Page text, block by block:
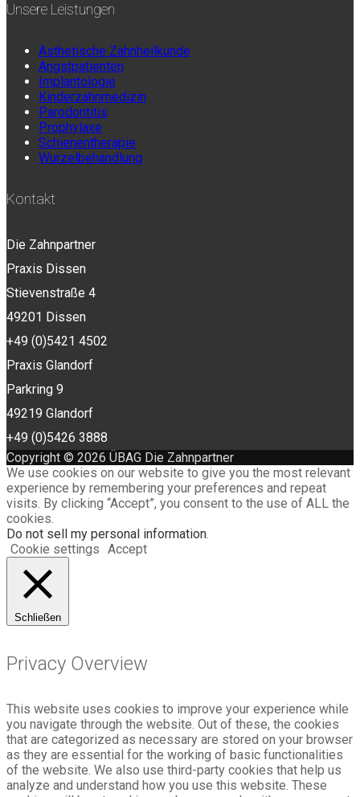
Unsere Leistungen
Ästhetische Zahnheilkunde
Angstpatienten
Implantologie
Kinderzahnmedizin
Parodontitis
Prophylaxe
Schienentherapie
Wurzelbehandlung
Kontakt
Die Zahnpartner
Praxis Dissen
Stievenstraße 4
49201 Dissen
+49 (0)5421 4502
Praxis Glandorf
Parkring 9
49219 Glandorf
+49 (0)5426 3888
Copyright © 2026 ÜBAG Die Zahnpartner
We use cookies on our website to give you the most relevant
experience by remembering your preferences and repeat
visits. By clicking “Accept”, you consent to the use of ALL the
cookies.
Do not sell my personal information.
Cookie settings Accept
Schließen
Privacy Overview
This website uses cookies to improve your experience while
you navigate through the website. Out of these, the cookies
that are categorized as necessary are stored on your browser
as they are essential for the working of basic functionalities
of the website. We also use third-party cookies that help us
analyze and understand how you use this website. These